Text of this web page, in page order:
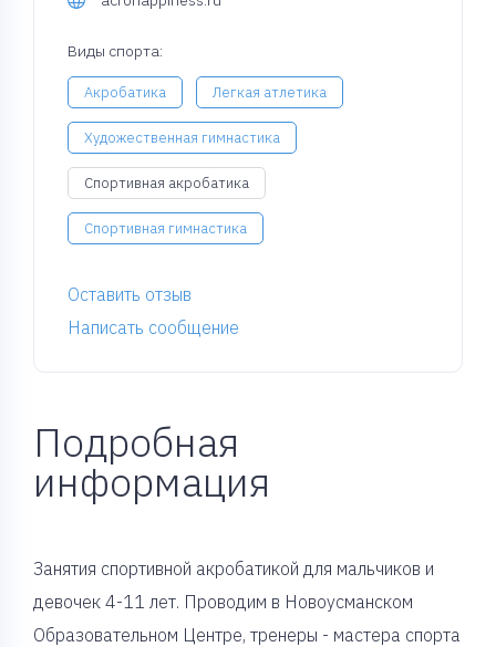
Виды спорта:
Акробатика Легкая атлетика
Художественная гимнастика
Спортивная акробатика
Спортивная гимнастика
Оставить отзыв
Написать сообщение
Подробная
информация
Занятия спортивной акробатикой для мальчиков и
девочек 4-11 лет. Проводим в Новоусманском
Образовательном Центре, тренеры - мастера спорта